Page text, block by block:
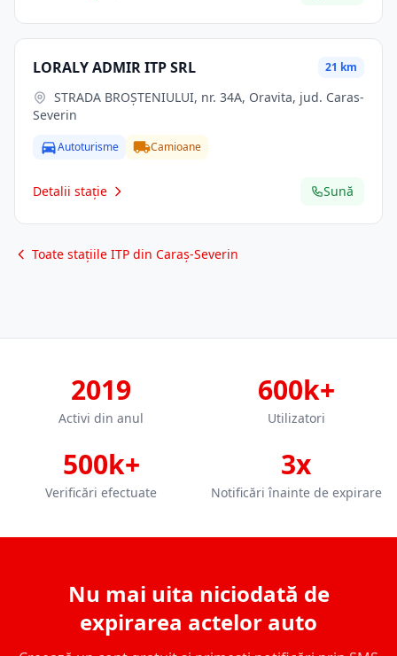
LORALY ADMIR ITP SRL 21 km
Severin
Autoturisme Camioane
Detalii stație Sună
Toate stațiile ITP din Caraș-Severin
2019
Activi din anul
600k+
Utilizatori
500k+
Verificări efectuate
3x
Notificări înainte de expirare
Nu mai uita niciodată de
expirarea actelor auto